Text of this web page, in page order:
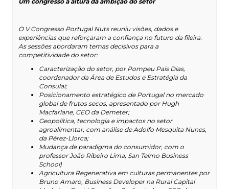
O V Congresso Portugal Nuts reuniu visões, dados e
experiências que reforçaram a confiança no futuro da fileira.
As sessões abordaram temas decisivos para a
competitividade do setor:
Caracterização do setor, por Pompeu Pais Dias,
coordenador da Área de Estudos e Estratégia da
Consulai;
Posicionamento estratégico de Portugal no mercado
global de frutos secos, apresentado por Hugh
Macfarlane, CEO da Demeter;
Geopolítica, tecnologia e impactos no setor
agroalimentar, com análise de Adolfo Mesquita Nunes,
da Pérez-Llorca;
Mudança de paradigma do consumidor, com o
professor João Ribeiro Lima, San Telmo Business
School)
Agricultura Regenerativa em culturas permanentes por
Bruno Amaro, Business Developer na Rural Capital